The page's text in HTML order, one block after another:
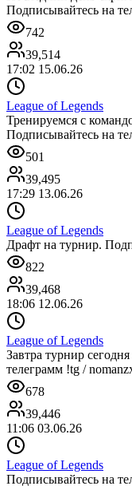
Подписывайтесь на
742
39,514
17:02 15.06.26
League of Legends
Тренируемся с
Подписывайтесь на
501
39,495
17:29 13.06.26
League of Legends
Драфт на турнир.
822
39,468
18:06 12.06.26
League of Legends
Завтра турнир
телеграмм !tg /
678
39,446
11:06 03.06.26
League of Legends
Подписывайтесь на